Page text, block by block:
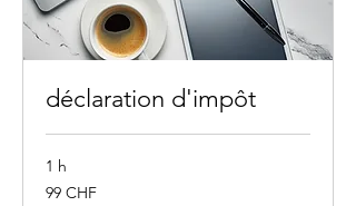
déclaration d'impôt
1 h
99
francs
99 CHF